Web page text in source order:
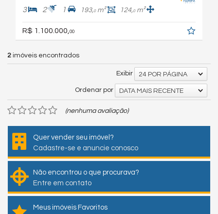
3 2 1 193,0m² 124,0m²
R$ 1.100.000,00
2 imóveis encontrados
Exibir 24 POR PÁGINA
Ordenar por DATA MAIS RECENTE
(nenhuma avaliação)
Quer vender seu imóvel?
Cadastre-se e anuncie conosco
Não encontrou o que procurava?
Entre em contato
Meus imóveis Favoritos